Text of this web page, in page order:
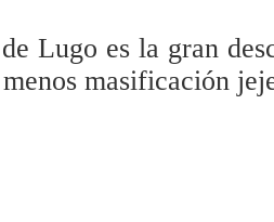
Lugo es la gran
masificación